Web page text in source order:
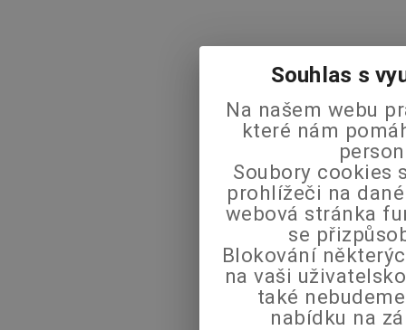
Souhlas s
Na našem webu
které nám
Soubory cookies
prohlížeči na
webová stránka
se
Blokování
na vaši
také
nabídku na